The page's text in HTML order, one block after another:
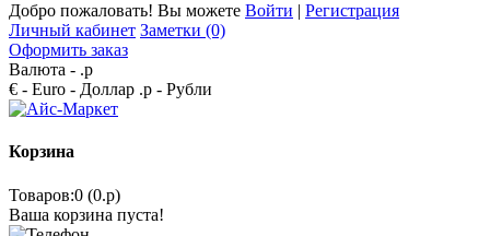
Добро пожаловать! Вы можете Войти | Регистрация
Личный кабинет Заметки (0)
Оформить заказ
Валюта - .р
€ - Euro - Доллар .р - Рубли
Корзина
Товаров:0 (0.р)
Ваша корзина пуста!